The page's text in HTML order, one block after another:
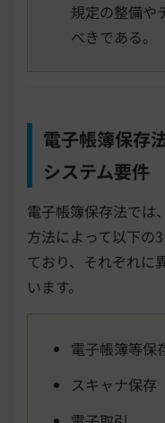
規定の整備や
べきである。
電子帳簿保存
システム要件
電子帳簿保存法では
方法によって以下の
ており、それぞれに
います。
電子帳簿等保
スキャナ保存